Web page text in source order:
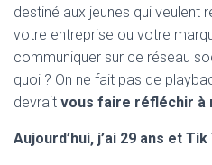
destiné aux jeunes qui veulent
votre entreprise ou votre
communiquer sur ce réseau
quoi ? On ne fait pas de
devrait vous faire réfléchir à
Aujourd’hui, j’ai 29 ans et